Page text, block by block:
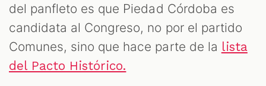
del panfleto es que Piedad Córdoba es
candidata al Congreso, no por el partido
Comunes, sino que hace parte de la lista
del Pacto Histórico.